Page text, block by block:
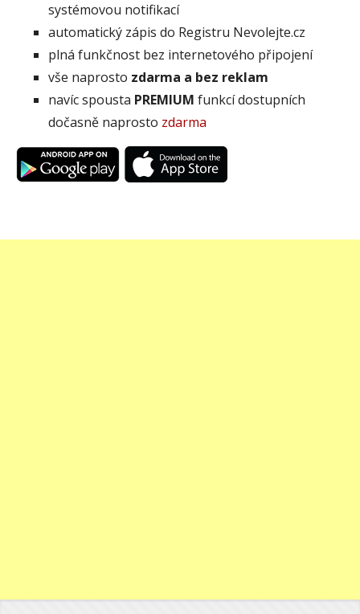
systémovou notifikací
automatický zápis do Registru Nevolejte.cz
plná funkčnost bez internetového připojení
vše naprosto zdarma a bez reklam
navíc spousta PREMIUM funkcí dostupních
dočasně naprosto zdarma